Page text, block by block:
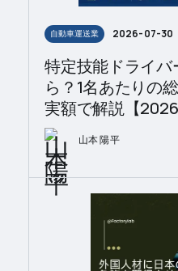
自動車運送業 2026-07-30
特定技能ドライバ
ら？1名あたりの
実額で解説【2026
山本 陽平